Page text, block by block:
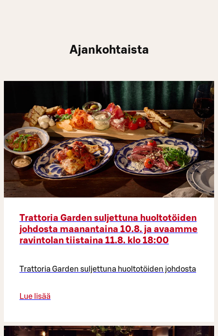
Ajankohtaista
Trattoria Garden suljettuna huoltotöiden
johdosta maanantaina 10.8. ja avaamme
ravintolan tiistaina 11.8. klo 18:00
Trattoria Garden suljettuna huoltotöiden johdosta
Lue lisää